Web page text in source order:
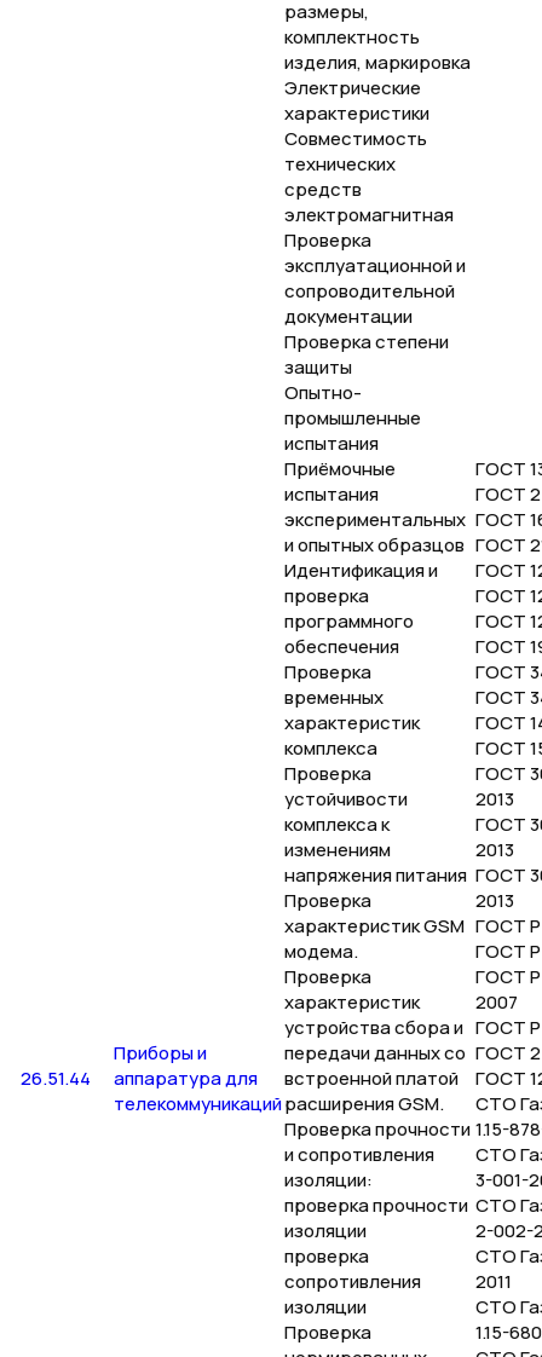
26.51.44
Приборы и
аппаратура для
телекоммуникаций
размеры,
комплектность
изделия, маркировка
Электрические
характеристики
Совместимость
технических
средств
электромагнитная
Проверка
эксплуатационной и
сопроводительной
документации
Проверка степени
защиты
Опытно-
промышленные
испытания
Приёмочные
испытания
экспериментальных
и опытных образцов
Идентификация и
проверка
программного
обеспечения
Проверка
временных
характеристик
комплекса
Проверка
устойчивости
комплекса к
изменениям
напряжения питания
Проверка
характеристик GSМ
модема.
Проверка
характеристик
устройства сбора и
передачи данных со
встроенной платой
расширения GSМ.
Проверка прочности
и сопротивления
изоляции:
проверка прочности
изоляции
проверка
сопротивления
изоляции
Проверка
ГОСТ
ГОСТ
ГОСТ
ГОСТ
ГОСТ
ГОСТ
ГОСТ
ГОСТ
ГОСТ
ГОСТ
ГОСТ
ГОСТ
ГОСТ
2013
ГОСТ
2013
ГОСТ
2013
ГОСТ Р
ГОСТ Р
ГОСТ Р
2007
ГОСТ Р
ГОСТ
ГОСТ
СТО
1.15-
СТО
3-001-
СТО
2-002-
СТО
2011
СТО
1.15-